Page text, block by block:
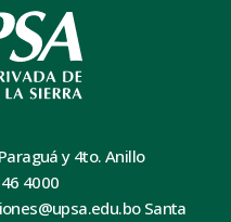
y 4to. Anillo
4000
Santa